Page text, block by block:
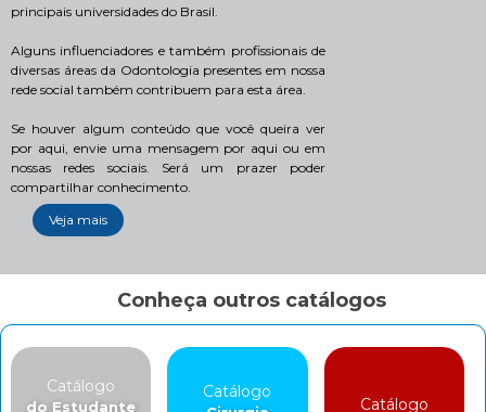
principais universidades do Brasil.
Alguns influenciadores e também profissionais de
diversas áreas da Odontologia presentes em nossa
rede social também contribuem para esta área.
Se houver algum conteúdo que você queira ver
por aqui, envie uma mensagem por aqui ou em
nossas redes sociais. Será um prazer poder
compartilhar conhecimento.
Veja mais
Conheça outros catálogos
Catálogo
do Estudante
Catálogo
Catálogo